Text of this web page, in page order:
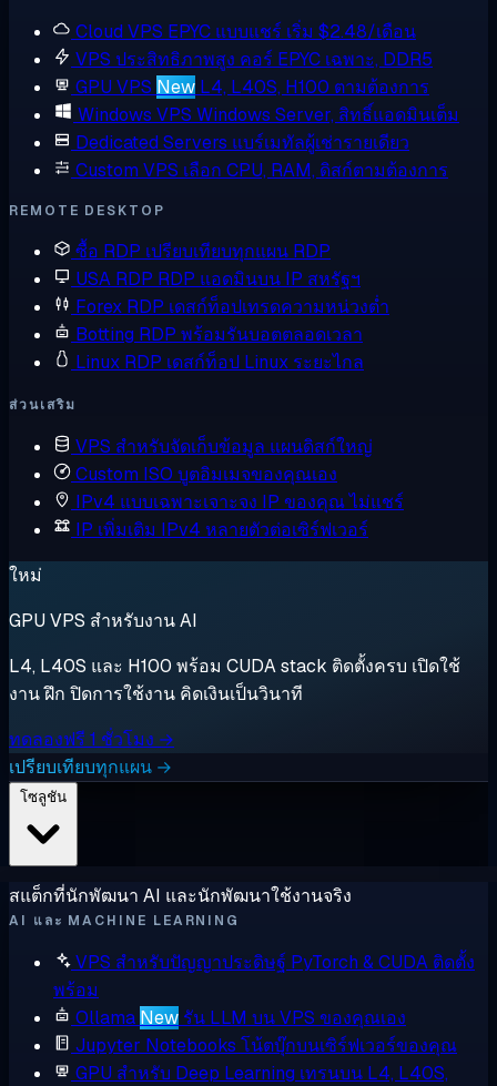
Cloud VPS EPYC แบบแชร์ เริ่ม $2.48/เดือน
VPS ประสิทธิภาพสูง คอร์ EPYC เฉพาะ, DDR5
GPU VPS New L4, L40S, H100 ตามต้องการ
Windows VPS Windows Server, สิทธิ์แอดมินเต็ม
Dedicated Servers แบร์เมทัลผู้เช่ารายเดียว
Custom VPS เลือก CPU, RAM, ดิสก์ตามต้องการ
REMOTE DESKTOP
ซื้อ RDP เปรียบเทียบทุกแผน RDP
USA RDP RDP แอดมินบน IP สหรัฐฯ
Forex RDP เดสก์ท็อปเทรดความหน่วงต่ำ
Botting RDP พร้อมรันบอตตลอดเวลา
Linux RDP เดสก์ท็อป Linux ระยะไกล
ส่วนเสริม
VPS สำหรับจัดเก็บข้อมูล แผนดิสก์ใหญ่
Custom ISO บูตอิมเมจของคุณเอง
IPv4 แบบเฉพาะเจาะจง IP ของคุณ ไม่แชร์
IP เพิ่มเติม IPv4 หลายตัวต่อเซิร์ฟเวอร์
ใหม่
GPU VPS สำหรับงาน AI
L4, L40S และ H100 พร้อม CUDA stack ติดตั้งครบ เปิดใช้
งาน ฝึก ปิดการใช้งาน คิดเงินเป็นวินาที
ทดลองฟรี 1 ชั่วโมง →
เปรียบเทียบทุกแผน →
สแต็กที่นักพัฒนา AI และนักพัฒนาใช้งานจริง
AI และ MACHINE LEARNING
VPS สำหรับปัญญาประดิษฐ์ PyTorch & CUDA ติดตั้ง
พร้อม
Ollama New รัน LLM บน VPS ของคุณเอง
Jupyter Notebooks โน้ตบุ๊กบนเซิร์ฟเวอร์ของคุณ
GPU สำหรับ Deep Learning เทรนบน L4, L40S,